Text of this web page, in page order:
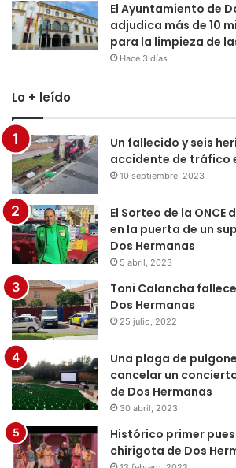
El Ayuntamiento de
adjudica más de 10
para la limpieza de
Hace 3 días
Lo + leído
Un fallecido y seis
accidente de tráfico
10 septiembre, 2023
El Sorteo de la ONCE
en la puerta de un
Dos Hermanas
5 abril, 2023
Toni Calancha
Dos Hermanas
25 julio, 2022
Una plaga de
cancelar un
de Dos Hermanas
30 abril, 2023
Histórico primer
chirigota de Dos